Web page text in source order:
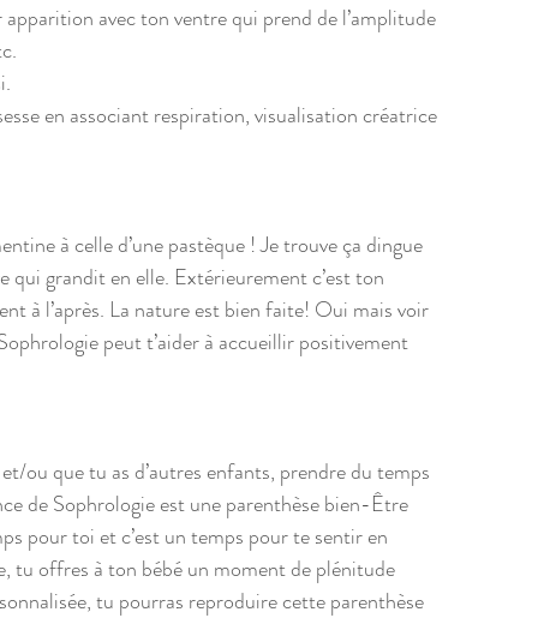
avec ton ventre qui prend de l’amplitude
en associant respiration, visualisation créatrice
à celle d’une pastèque ! Je trouve ça dingue
qui grandit en elle. Extérieurement c’est ton
à l’après. La nature est bien faite! Oui mais voir
peut t’aider à accueillir positivement
ou que tu as d’autres enfants, prendre du temps
de Sophrologie est une parenthèse bien-Être
pour toi et c’est un temps pour te sentir en
tu offres à ton bébé un moment de plénitude
tu pourras reproduire cette parenthèse